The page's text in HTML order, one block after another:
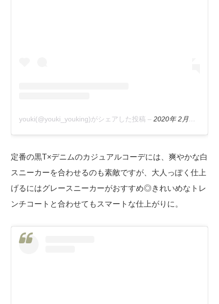
youki(@youki_youking)がシェアした投稿 –2020年 2月月9日午後3時04分PST
定番の黒T×デニムのカジュアルコーデには、爽やかな白
スニーカーを合わせるのも素敵ですが、大人っぽく仕上
げるにはグレースニーカーがおすすめ◎きれいめなトレ
ンチコートと合わせてもスマートな仕上がりに。